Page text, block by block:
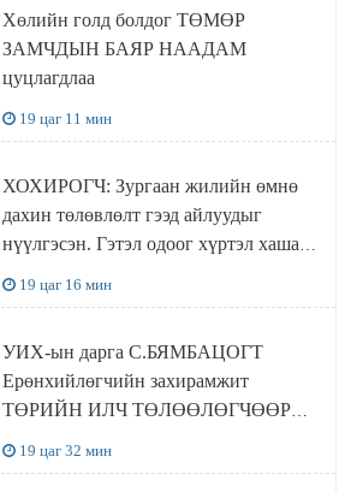
Хөлийн голд болдог ТӨМӨР
ЗАМЧДЫН БАЯР НААДАМ
цуцлагдлаа
19 цаг 11 мин
ХОХИРОГЧ: Зургаан жилийн өмнө
дахин төлөвлөлт гээд айлуудыг
нүүлгэсэн. Гэтэл одоог хүртэл хашаа
байшин ч байхгүй, орон сууц ч
байхгүй хаана амьдрахаа мэдэхгүй явж
19 цаг 16 мин
УИХ-ын дарга С.БЯМБАЦОГТ
Ерөнхийлөгчийн захирамжит
ТӨРИЙН ИЛЧ ТӨЛӨӨЛӨГЧӨӨР
Сутай хайрханы тахилгад оролцжээ
19 цаг 32 мин